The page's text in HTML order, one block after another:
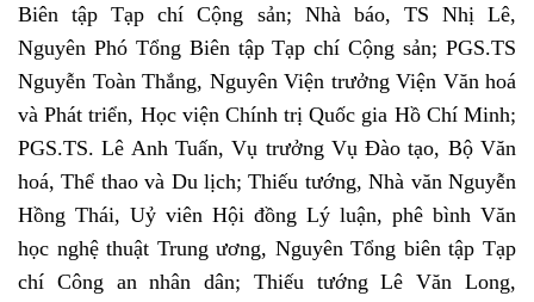
Biên tập Tạp chí Cộng sản; Nhà báo, TS Nhị Lê,
Nguyên Phó Tổng Biên tập Tạp chí Cộng sản; PGS.TS
Nguyễn Toàn Thắng, Nguyên Viện trưởng Viện Văn hoá
và Phát triển, Học viện Chính trị Quốc gia Hồ Chí Minh;
PGS.TS. Lê Anh Tuấn, Vụ trưởng Vụ Đào tạo, Bộ Văn
hoá, Thể thao và Du lịch; Thiếu tướng, Nhà văn Nguyễn
Hồng Thái, Uỷ viên Hội đồng Lý luận, phê bình Văn
học nghệ thuật Trung ương, Nguyên Tổng biên tập Tạp
chí Công an nhân dân; Thiếu tướng Lê Văn Long,